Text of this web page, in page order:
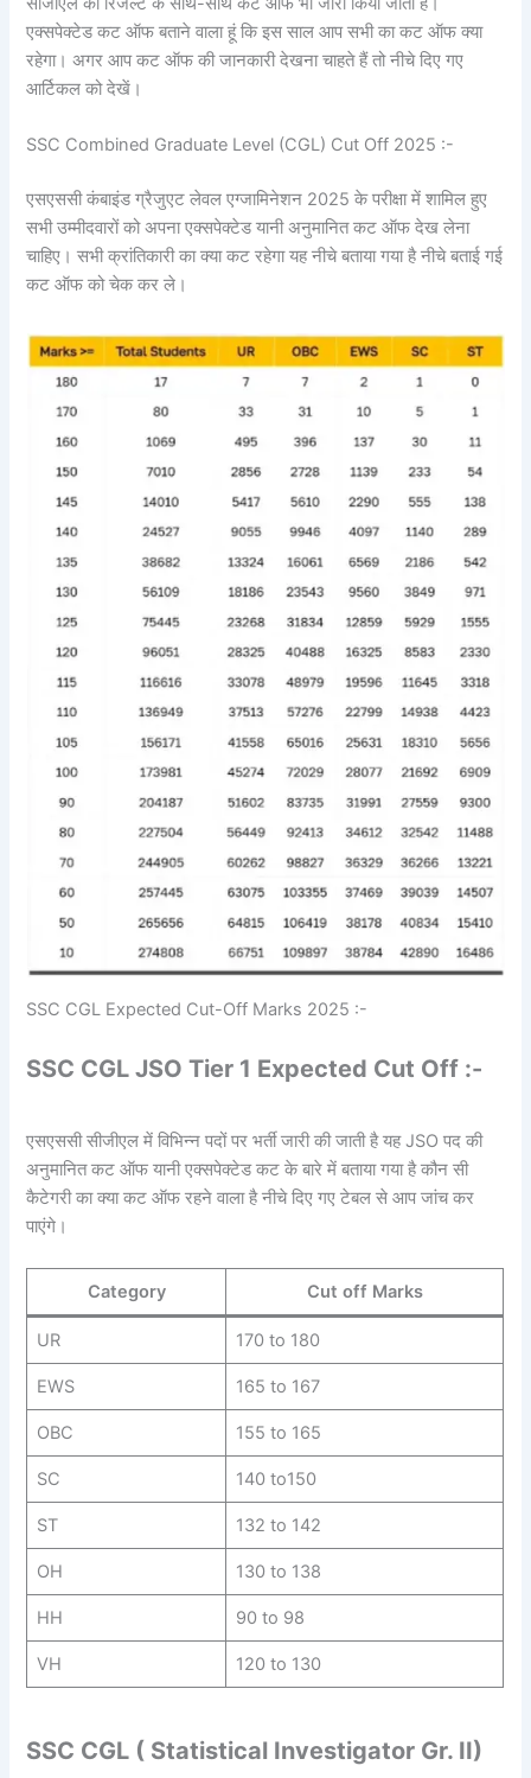
एक्सपेक्टेड कट ऑफ बताने वाला हूं कि इस साल आप सभी का कट ऑफ क्या
रहेगा। अगर आप कट ऑफ की जानकारी देखना चाहते हैं तो नीचे दिए गए
आर्टिकल को देखें।
SSC Combined Graduate Level (CGL) Cut Off 2025 :-
एसएससी कंबाइंड ग्रैजुएट लेवल एग्जामिनेशन 2025 के परीक्षा में शामिल हुए
सभी उम्मीदवारों को अपना एक्सपेक्टेड यानी अनुमानित कट ऑफ देख लेना
चाहिए। सभी क्रांतिकारी का क्या कट रहेगा यह नीचे बताया गया है नीचे बताई गई
कट ऑफ को चेक कर ले।
SSC CGL Expected Cut-Off Marks 2025 :-
SSC CGL JSO Tier 1 Expected Cut Off :-
एसएससी सीजीएल में विभिन्न पदों पर भर्ती जारी की जाती है यह JSO पद की
अनुमानित कट ऑफ यानी एक्सपेक्टेड कट के बारे में बताया गया है कौन सी
कैटेगरी का क्या कट ऑफ रहने वाला है नीचे दिए गए टेबल से आप जांच कर
पाएंगे।
Category Cut off Marks
UR 170 to 180
EWS 165 to 167
OBC 155 to 165
SC 140 to150
ST 132 to 142
OH 130 to 138
HH 90 to 98
VH 120 to 130
SSC CGL ( Statistical Investigator Gr. II)